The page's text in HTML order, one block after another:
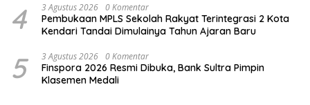
4 3 Agustus 2026 0 Komentar
Pembukaan MPLS Sekolah Rakyat Terintegrasi 2 Kota
Kendari Tandai Dimulainya Tahun Ajaran Baru
5 3 Agustus 2026 0 Komentar
Finspora 2026 Resmi Dibuka, Bank Sultra Pimpin
Klasemen Medali